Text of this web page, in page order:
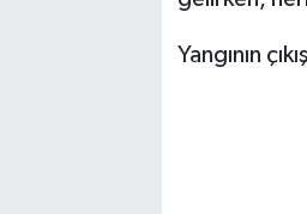
Yangının